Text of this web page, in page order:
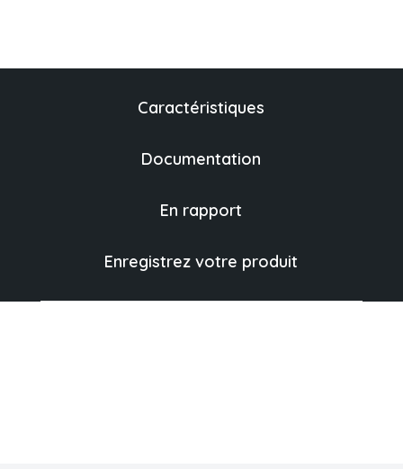
Caractéristiques
Documentation
En rapport
Enregistrez votre produit